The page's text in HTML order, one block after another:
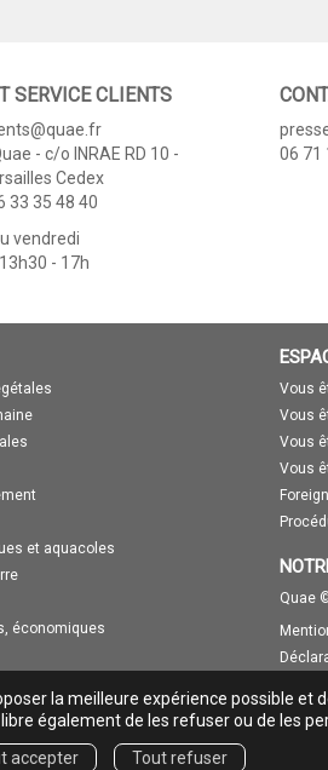
la meilleure expérience possible
également de les refuser ou de les
accepter Tout refuser
SERVICE CLIENTS
- c/o INRAE RD 10 -
Cedex
33 35 48 40
vendredi
- 17h
06 71
et aquacoles
économiques
Vous
Vous
Vous
Vous
Quae